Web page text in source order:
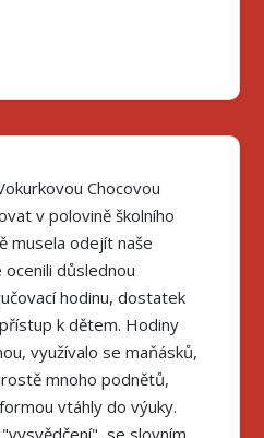
Chocovou
v polovině školního
musela odejít naše
ocenili důslednou
hodinu, dostatek
k dětem. Hodiny
využívalo se maňásků,
mnoho podnětů,
vtáhly do výuky.
se slovním